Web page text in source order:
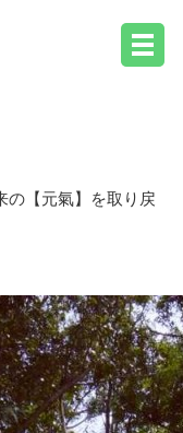
の【元氣】を取り戻